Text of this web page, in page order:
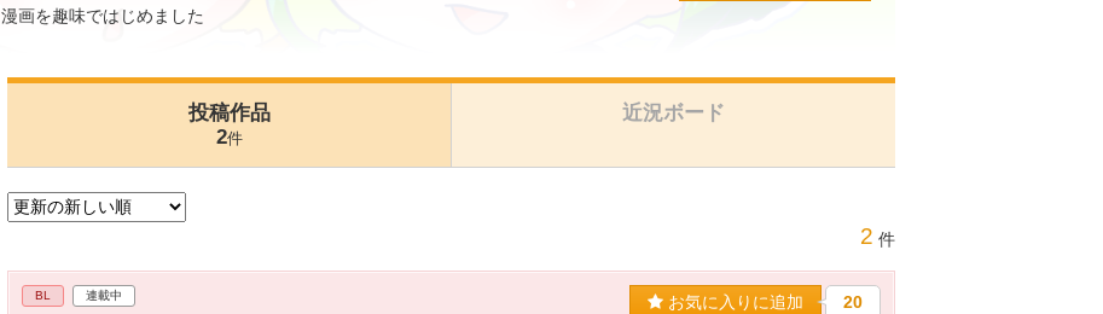
漫画を趣味ではじめました
投稿作品
2件
近況ボード
2 件
BL 連載中 お気に入りに追加 20